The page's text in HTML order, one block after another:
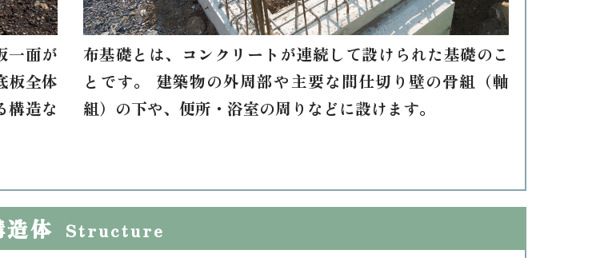
一面が
板全体
構造な
布基礎とは、コンクリートが連続して設けられた基礎のこ
とです。 建築物の外周部や主要な間仕切り壁の骨組（軸
組）の下や、便所・浴室の周りなどに設けます。
造体 Structure